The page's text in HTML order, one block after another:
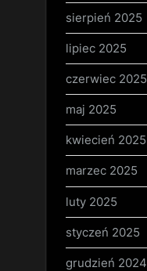
sierpień 2025
lipiec 2025
czerwiec 2025
maj 2025
kwiecień 2025
marzec 2025
luty 2025
styczeń 2025
grudzień 2024